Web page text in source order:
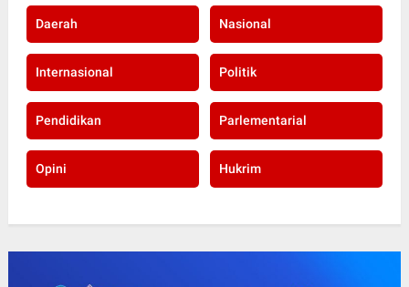
Daerah Nasional
Internasional Politik
Pendidikan Parlementarial
Opini Hukrim